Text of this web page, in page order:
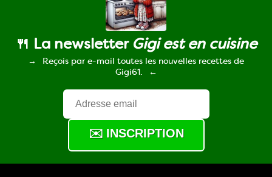
🍴 La newsletter Gigi est en cuisine
Reçois par e-mail toutes les nouvelles recettes de
Gigi61.